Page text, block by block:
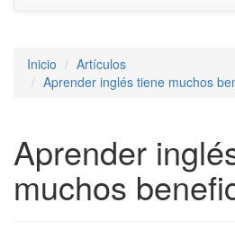
Inicio
Artículos
Aprender inglés tiene muchos
Aprender
muchos